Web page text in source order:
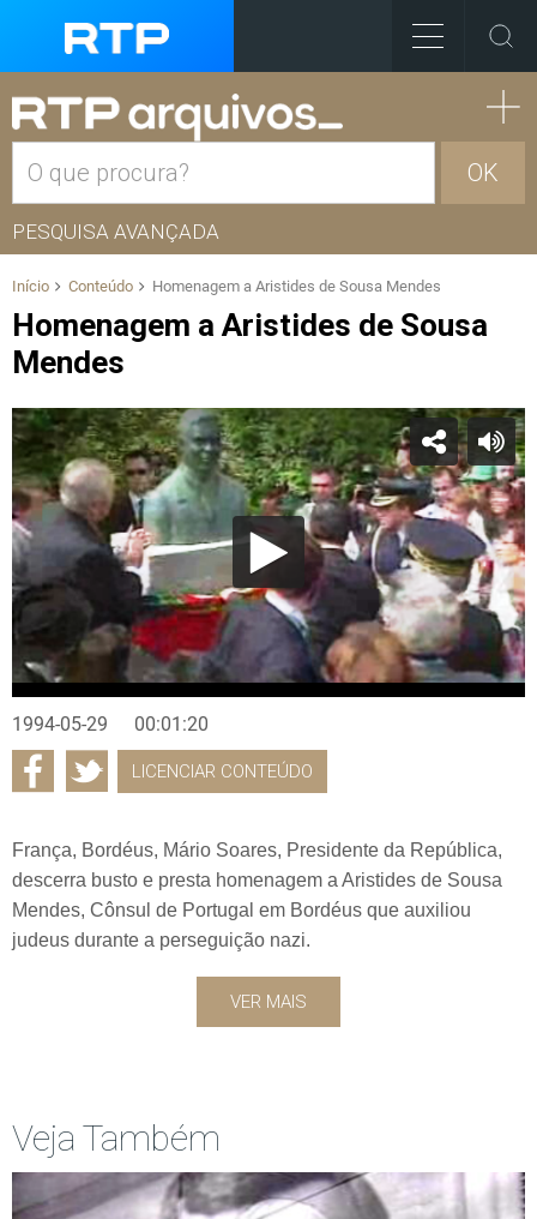
OK
PESQUISA AVANÇADA
Início Conteúdo Homenagem a Aristides de Sousa Mendes
Homenagem a Aristides de Sousa
Mendes
1994-05-29 00:01:20
LICENCIAR CONTEÚDO
França, Bordéus, Mário Soares, Presidente da República,
descerra busto e presta homenagem a Aristides de Sousa
Mendes, Cônsul de Portugal em Bordéus que auxiliou
judeus durante a perseguição nazi.
VER MAIS
Veja Também